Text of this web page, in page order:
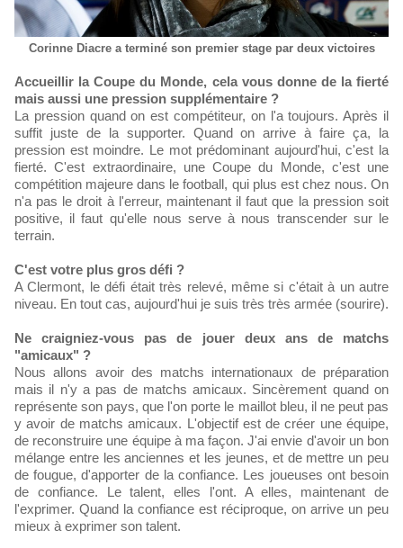
Corinne Diacre a terminé son premier stage par deux victoires
Accueillir la Coupe du Monde, cela vous donne de la fierté
mais aussi une pression supplémentaire ?
La pression quand on est compétiteur, on l'a toujours. Après il
suffit juste de la supporter. Quand on arrive à faire ça, la
pression est moindre. Le mot prédominant aujourd'hui, c'est la
fierté. C'est extraordinaire, une Coupe du Monde, c'est une
compétition majeure dans le football, qui plus est chez nous. On
n'a pas le droit à l'erreur, maintenant il faut que la pression soit
positive, il faut qu'elle nous serve à nous transcender sur le
terrain.
C'est votre plus gros défi ?
A Clermont, le défi était très relevé, même si c'était à un autre
niveau. En tout cas, aujourd'hui je suis très très armée (sourire).
Ne craigniez-vous pas de jouer deux ans de matchs
"amicaux" ?
Nous allons avoir des matchs internationaux de préparation
mais il n'y a pas de matchs amicaux. Sincèrement quand on
représente son pays, que l'on porte le maillot bleu, il ne peut pas
y avoir de matchs amicaux. L'objectif est de créer une équipe,
de reconstruire une équipe à ma façon. J'ai envie d'avoir un bon
mélange entre les anciennes et les jeunes, et de mettre un peu
de fougue, d'apporter de la confiance. Les joueuses ont besoin
de confiance. Le talent, elles l'ont. A elles, maintenant de
l'exprimer. Quand la confiance est réciproque, on arrive un peu
mieux à exprimer son talent.